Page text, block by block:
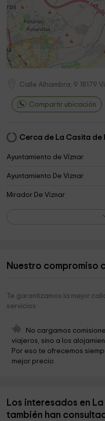
Calle Alhambra, 9 18179
Compartir ubicación
Cerca de La Casita
Ayuntamiento de Víznar
Ayuntamiento De Viznar
Mirador De Viznar
Iglesia Parroquial de la
Parada coche Cruz de Viznar
Ermita Nuestra Señora de los
Ayuntamiento de Huétor de
Infantil de la Fortaleza Park
Golden Pottery
Parroquia de la Encarnación
Nuestro compromiso
Te garantizamos la mejor
servicios
No cargamos
viajeros, sino a los
Por eso te ofrecemos
mejor precio.
Los interesados en
también han